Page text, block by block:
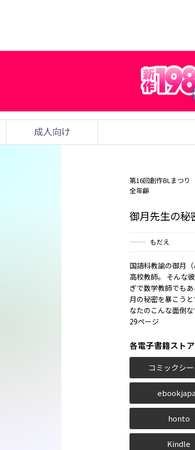
成人向け
第16回創作BLまつり
全年齢
御月先生の秘
もだえ
国語科教諭の御月
高校教師。 そんな
ぎで数学教師でも
月の秘密を暴こう
なたのこんな面倒な
29ページ
各電子書籍スト
コミックシ
honto
Kindle